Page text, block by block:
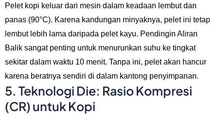
Pelet kopi keluar dari mesin dalam keadaan lembut dan
panas (90°C). Karena kandungan minyaknya, pelet ini tetap
lembut lebih lama daripada pelet kayu. Pendingin Aliran
Balik sangat penting untuk menurunkan suhu ke tingkat
sekitar dalam waktu 10 menit. Tanpa ini, pelet akan hancur
karena beratnya sendiri di dalam kantong penyimpanan.
5. Teknologi Die: Rasio Kompresi
(CR) untuk Kopi